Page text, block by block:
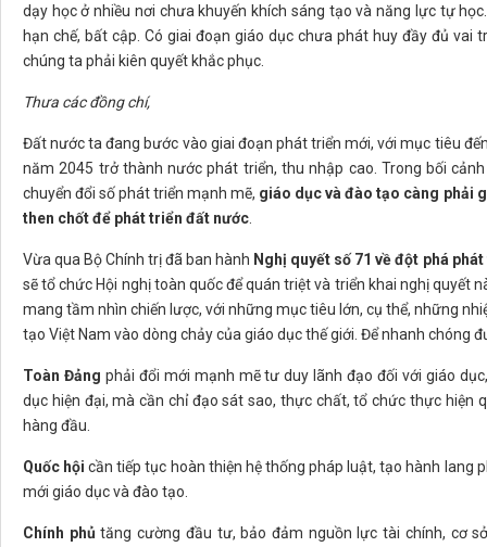
dạy học ở nhiều nơi chưa khuyến khích sáng tạo và năng lực tự
hạn chế, bất cập. Có giai đoạn giáo dục chưa phát huy đầy đủ
chúng ta phải kiên quyết khắc phục.
Thưa các đồng chí,
Đất nước ta đang bước vào giai đoạn phát triển mới, với mục tiêu
năm 2045 trở thành nước phát triển, thu nhập cao. Trong bối
chuyển đổi số phát triển mạnh mẽ, giáo dục và đào tạo càng phải
then chốt để phát triển đất nước
Vừa qua Bộ Chính trị đã ban hành Nghị quyết số 71 về đột phá
sẽ tổ chức Hội nghị toàn quốc để quán triệt và triển khai nghị quyết
mang tầm nhìn chiến lược, với những mục tiêu lớn, cụ thể, những
tạo Việt Nam vào dòng chảy của giáo dục thế giới. Để nhanh chóng
Toàn Đảng phải đổi mới mạnh mẽ tư duy lãnh đạo đối với giáo
dục hiện đại, mà cần chỉ đạo sát sao, thực chất, tổ chức thực hiện
hàng đầu.
Quốc hội cần tiếp tục hoàn thiện hệ thống pháp luật, tạo hành lang
mới giáo dục và đào tạo.
Chính phủ tăng cường đầu tư, bảo đảm nguồn lực tài chính, cơ